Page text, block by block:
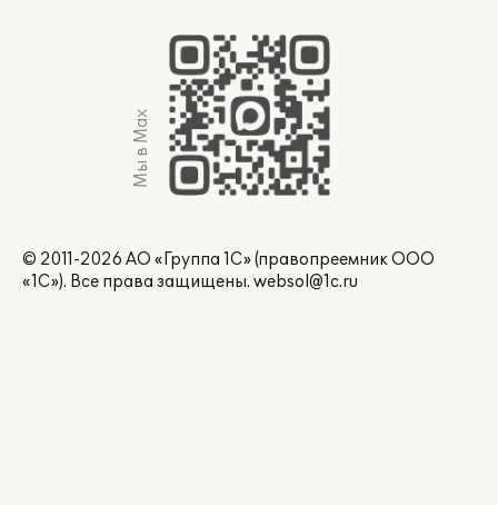
Мы в Max
© 2011-2026 АО «Группа 1С» (правопреемник ООО
«1С»). Все права защищены. websol@1c.ru